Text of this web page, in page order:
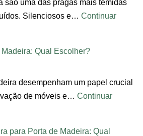
são uma das pragas mais temidas
Silenciosos e… Continuar
Qual Escolher?
desempenham um papel crucial
de móveis e… Continuar
para Porta de Madeira: Qual